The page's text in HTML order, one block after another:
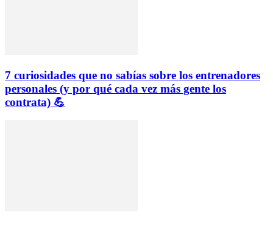
7 curiosidades que no sabías sobre los entrenadores
personales (y por qué cada vez más gente los
contrata) 💪